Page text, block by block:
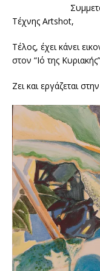
Συμμετοχή
Τέχνης
Τέλος, έχει κάνει
στον “Ιό της
Ζει και εργάζεται